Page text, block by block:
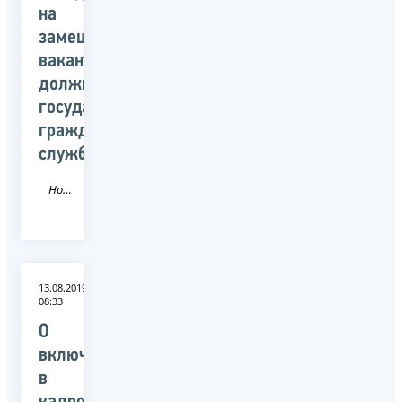
на
замещение
вакантных
должностей
государственной
гражданской
службы
Новость
13.08.2019
08:33
О
включении
в